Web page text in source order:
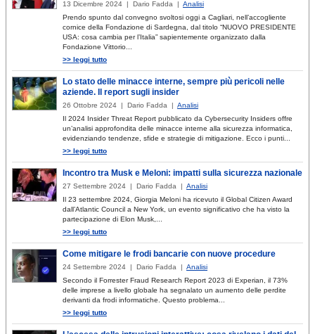
13 Dicembre 2024 | Dario Fadda | Analisi
Prendo spunto dal convegno svoltosi oggi a Cagliari, nell’accogliente
cornice della Fondazione di Sardegna, dal titolo “NUOVO PRESIDENTE
USA: cosa cambia per l’Italia” sapientemente organizzato dalla
Fondazione Vittorio...
>> leggi tutto
Lo stato delle minacce interne, sempre più pericoli nelle
aziende. Il report sugli insider
26 Ottobre 2024 | Dario Fadda | Analisi
Il 2024 Insider Threat Report pubblicato da Cybersecurity Insiders offre
un’analisi approfondita delle minacce interne alla sicurezza informatica,
evidenziando tendenze, sfide e strategie di mitigazione. Ecco i punti...
>> leggi tutto
Incontro tra Musk e Meloni: impatti sulla sicurezza nazionale
27 Settembre 2024 | Dario Fadda | Analisi
Il 23 settembre 2024, Giorgia Meloni ha ricevuto il Global Citizen Award
dall’Atlantic Council a New York, un evento significativo che ha visto la
partecipazione di Elon Musk,...
>> leggi tutto
Come mitigare le frodi bancarie con nuove procedure
24 Settembre 2024 | Dario Fadda | Analisi
Secondo il Forrester Fraud Research Report 2023 di Experian, il 73%
delle imprese a livello globale ha segnalato un aumento delle perdite
derivanti da frodi informatiche. Questo problema...
>> leggi tutto